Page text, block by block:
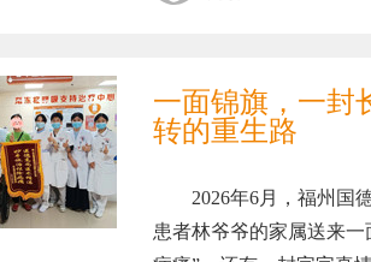
一面锦旗，一封
转的重生路
2026年6月，福州国
患者林爷爷的家属送来